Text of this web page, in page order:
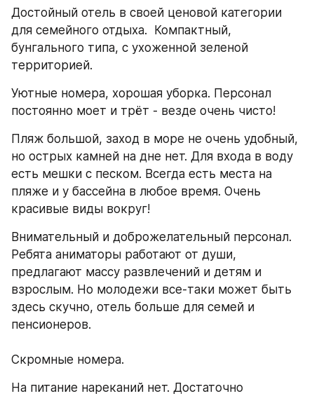
Достойный отель в своей ценовой категории
для семейного отдыха.  Компактный,
бунгального типа, с ухоженной зеленой
территорией.
Уютные номера, хорошая уборка. Персонал
постоянно моет и трёт - везде очень чисто!
Пляж большой, заход в море не очень удобный,
но острых камней на дне нет. Для входа в воду
есть мешки с песком. Всегда есть места на
пляже и у бассейна в любое время. Очень
красивые виды вокруг!
Внимательный и доброжелательный персонал.
Ребята аниматоры работают от души,
предлагают массу развлечений и детям и
взрослым. Но молодежи все-таки может быть
здесь скучно, отель больше для семей и
пенсионеров.
Скромные номера.
На питание нареканий нет. Достаточно